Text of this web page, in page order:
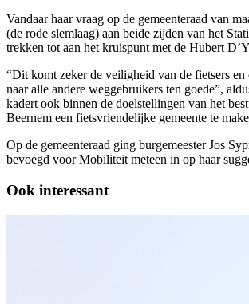
Vandaar haar vraag op de gemeenteraad van
(de rode slemlaag) aan beide zijden van het
trekken tot aan het kruispunt met de Hubert
“Dit komt zeker de veiligheid van de fietsers
naar alle andere weggebruikers ten goede”,
kadert ook binnen de doelstellingen van het
Beernem een fietsvriendelijke gemeente te
Op de gemeenteraad ging burgemeester Jos
bevoegd voor Mobiliteit meteen in op haar
Ook interessant